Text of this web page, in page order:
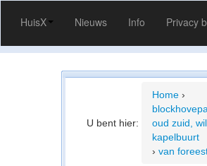
HuisX Nieuws Info Privacy
U bent hier:
Home ›
oud zuid,
kapelbuurt
› van